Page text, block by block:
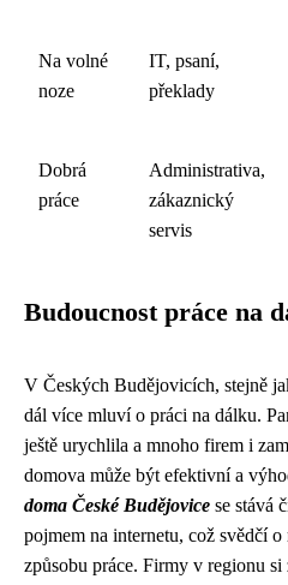
Na volné
noze
IT, psaní,
překlady
Dobrá
práce
Administrativa,
zákaznický
servis
Budoucnost práce na
V Českých Budějovicích, stejně
dál více mluví o práci na dálku.
ještě urychlila a mnoho firem i
domova může být efektivní a
doma České Budějovice se stává
pojmem na internetu, což svědčí
způsobu práce. Firmy v regionu